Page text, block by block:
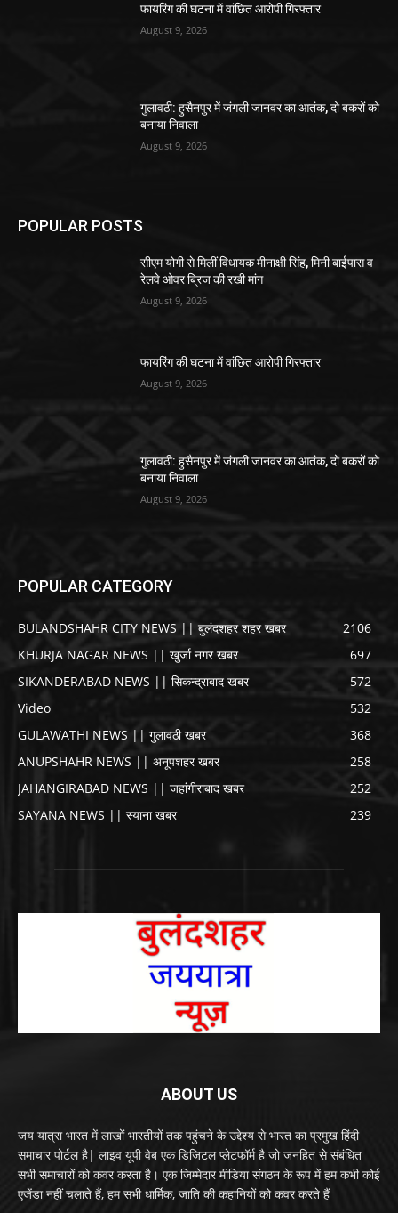
फायरिंग की घटना में वांछित आरोपी गिरफ्तार
August 9, 2026
गुलावठी: हुसैनपुर में जंगली जानवर का आतंक, दो बकरों को
बनाया निवाला
August 9, 2026
POPULAR POSTS
सीएम योगी से मिलीं विधायक मीनाक्षी सिंह, मिनी बाईपास व
रेलवे ओवर ब्रिज की रखी मांग
August 9, 2026
फायरिंग की घटना में वांछित आरोपी गिरफ्तार
August 9, 2026
गुलावठी: हुसैनपुर में जंगली जानवर का आतंक, दो बकरों को
बनाया निवाला
August 9, 2026
POPULAR CATEGORY
BULANDSHAHR CITY NEWS || बुलंदशहर शहर खबर
2106
KHURJA NAGAR NEWS || खुर्जा नगर खबर
697
SIKANDERABAD NEWS || सिकन्द्राबाद खबर
572
Video
532
GULAWATHI NEWS || गुलावठी खबर
368
ANUPSHAHR NEWS || अनूपशहर खबर
258
JAHANGIRABAD NEWS || जहांगीराबाद खबर
252
SAYANA NEWS || स्याना खबर
239
ABOUT US
जय यात्रा भारत में लाखों भारतीयों तक पहुंचने के उद्देश्य से भारत का प्रमुख हिंदी
समाचार पोर्टल है| लाइव यूपी वेब एक डिजिटल प्लेटफॉर्म है जो जनहित से संबंधित
सभी समाचारों को कवर करता है। एक जिम्मेदार मीडिया संगठन के रूप में हम कभी कोई
एजेंडा नहीं चलाते हैं, हम सभी धार्मिक, जाति की कहानियों को कवर करते हैं